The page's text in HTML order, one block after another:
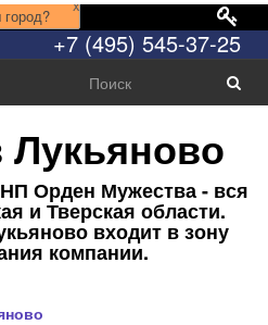
город?
x
+7 (495) 545-37-25
Орден Мужества - вся
и Тверская области.
входит в зону
компании.